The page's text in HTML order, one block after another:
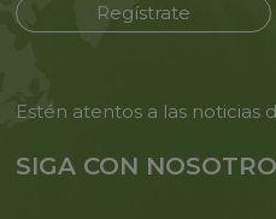
Regístrate
Estén atentos a las noticias
SIGA CON